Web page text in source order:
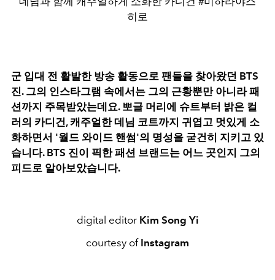
히로
군 입대 전 활발한 방송 활동으로 팬들을 찾아왔던 BTS
진. 그의 인스타그램 속에서는 그의 근황뿐만 아니라 패
션까지 주목받았는데요. 뽀글 머리에 슈트부터 밝은 컬
러의 카디건, 캐주얼한 데님 코트까지 귀엽고 멋있게 소
화하면서 '월드 와이드 핸썸'의 명성을 굳건히 지키고 있
습니다. BTS 진이 픽한 패션 브랜드는 어느 곳인지 그의
피드로 알아보았습니다.
digital editorKim Song Yi
courtesy of Instagram